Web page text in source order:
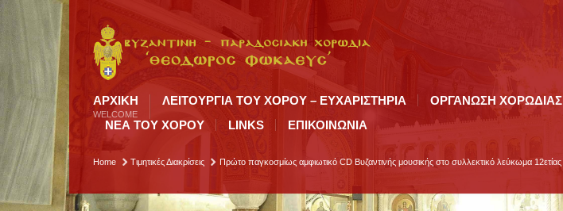
ΑΡΧΙΚΉ
WELCOME
ΛΕΙΤΟΥΡΓΙΑ ΤΟΥ ΧΟΡΟΥ – ΕΥΧΑΡΙΣΤΗΡΙΑ ΟΡΓΑΝΩΣΗ ΧΟΡΩΔΙΑΣ
ΝΕΑ ΤΟΥ ΧΟΡΟΥ
LINKS ΕΠΙΚΟΙΝΩΝΙΑ
Home Τιμητικές Διακρίσεις Πρώτο παγκοσμίως αμφιωτικό CD Βυζαντινής μουσικής στο συλλεκτικό λεύκωμα 12ετίας